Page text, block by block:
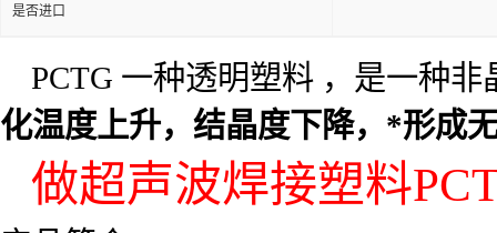
是否进口
PCTG 一种透明塑料 ，是一种非
化温度上升，结晶度下降，*形成
做超声波焊接塑料